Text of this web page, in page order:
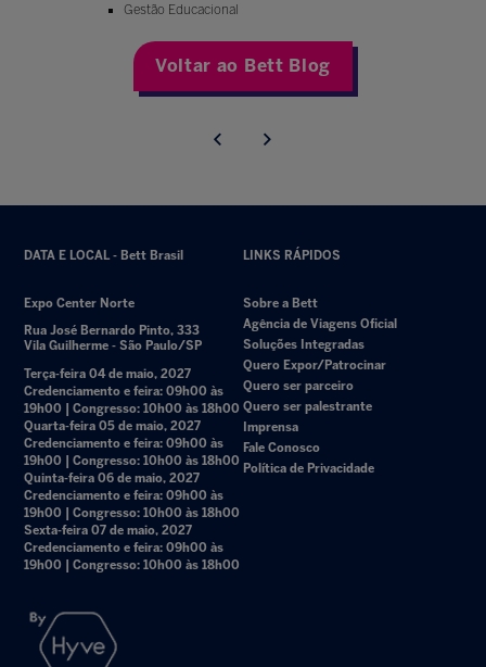
Gestão Educacional
Voltar ao Bett Blog
DATA E LOCAL - Bett Brasil
Expo Center Norte
Rua José Bernardo Pinto, 333
Vila Guilherme - São Paulo/SP
Terça-feira 04 de maio, 2027
Credenciamento e feira: 09h00 às
19h00 | Congresso: 10h00 às 18h00
Quarta-feira 05 de maio, 2027
Credenciamento e feira: 09h00 às
19h00 | Congresso: 10h00 às 18h00
Quinta-feira 06 de maio, 2027
Credenciamento e feira: 09h00 às
19h00 | Congresso: 10h00 às 18h00
Sexta-feira 07 de maio, 2027
Credenciamento e feira: 09h00 às
19h00 | Congresso: 10h00 às 18h00
LINKS RÁPIDOS
Sobre a Bett
Agência de Viagens Oficial
Soluções Integradas
Quero Expor/Patrocinar
Quero ser parceiro
Quero ser palestrante
Imprensa
Fale Conosco
Política de Privacidade